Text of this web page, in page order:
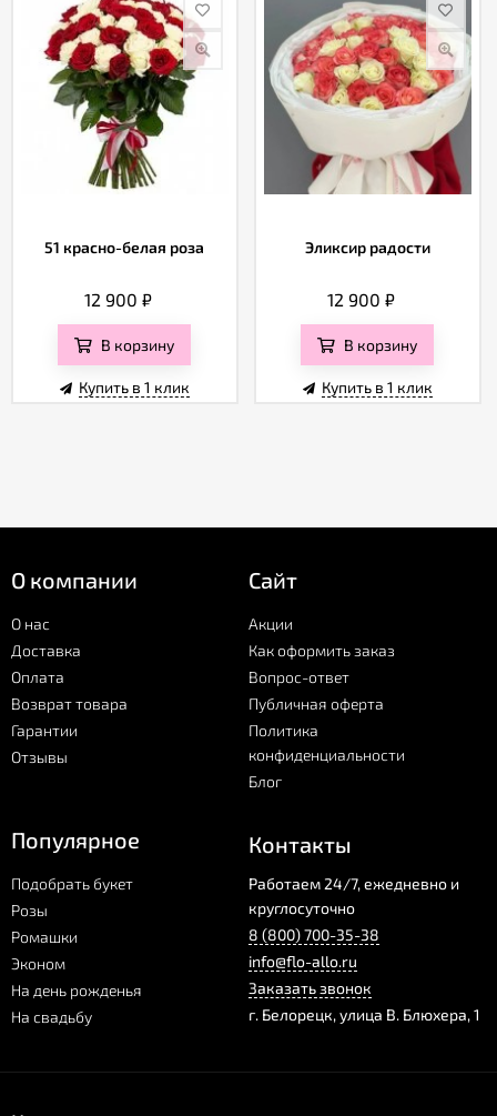
51 красно-белая роза
12 900 ₽
В корзину
Купить в 1 клик
Эликсир радости
12 900 ₽
В корзину
Купить в 1 клик
О компании
О нас
Доставка
Оплата
Возврат товара
Гарантии
Отзывы
Сайт
Акции
Как оформить заказ
Вопрос-ответ
Публичная оферта
Политика
конфиденциальности
Блог
Популярное
Подобрать букет
Розы
Ромашки
Эконом
На день рожденья
На свадьбу
Контакты
Работаем 24/7, ежедневно и
круглосуточно
8 (800) 700-35-38
info@flo-allo.ru
Заказать звонок
г. Белорецк,улица В. Блюхера, 1